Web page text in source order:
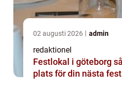
02 augusti 2026 admin
redaktionel
Festlokal i göteborg så hittar du rätt
plats för din nästa fest